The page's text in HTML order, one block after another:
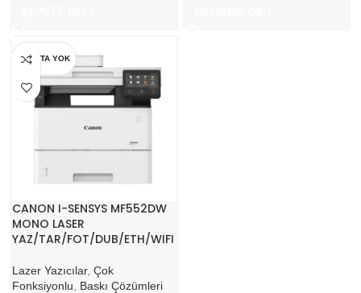
STOKTA YOK
CANON I-SENSYS MF552DW
MONO LASER
YAZ/TAR/FOT/DUB/ETH/WIFI
Lazer Yazıcılar, Çok
Fonksiyonlu
Baskı Çözümleri